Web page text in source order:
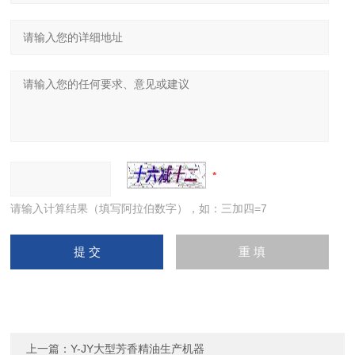
请输入计算结果（填写阿拉伯数字），如：三加四=7
上一篇：Y-JY大型芳香精油生产机器